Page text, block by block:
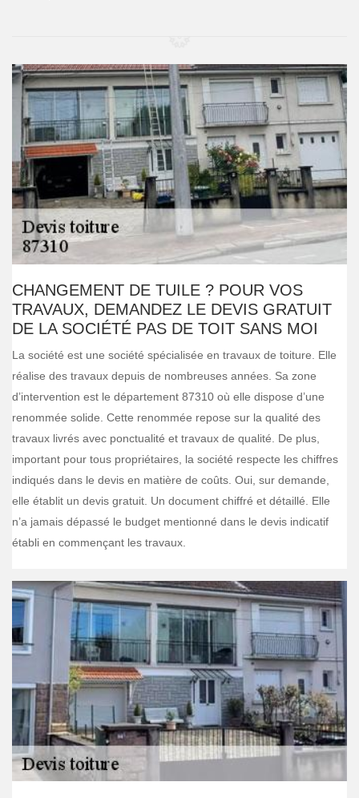
CHANGEMENT DE TUILE ? POUR VOS
TRAVAUX, DEMANDEZ LE DEVIS GRATUIT
DE LA SOCIÉTÉ PAS DE TOIT SANS MOI
La société est une société spécialisée en travaux de toiture. Elle
réalise des travaux depuis de nombreuses années. Sa zone
d’intervention est le département 87310 où elle dispose d’une
renommée solide. Cette renommée repose sur la qualité des
travaux livrés avec ponctualité et travaux de qualité. De plus,
important pour tous propriétaires, la société respecte les chiffres
indiqués dans le devis en matière de coûts. Oui, sur demande,
elle établit un devis gratuit. Un document chiffré et détaillé. Elle
n’a jamais dépassé le budget mentionné dans le devis indicatif
établi en commençant les travaux.